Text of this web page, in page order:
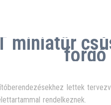
miniatűr
forgó
lettek
rendelkeznek.